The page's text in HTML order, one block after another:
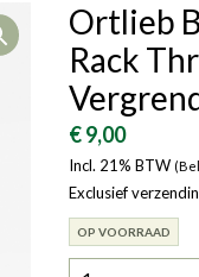
Slovenië
Denemarken
Bulgarije
Open
Ortlieb
Rack
€ 9,00
Incl. 21% BTW
Exclusief
OP VOORRAAD